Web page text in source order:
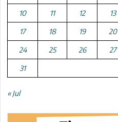
10 11 12 13
17 18 19 20
24 25 26 27
31
« Jul